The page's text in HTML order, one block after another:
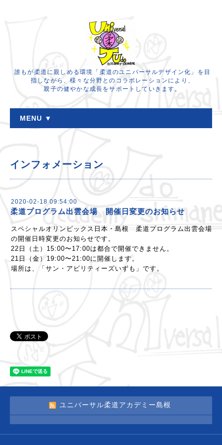
誰もが柔道に親しめる環境「柔道のユニバーサルデザイン化」を目
指しながら、様々な分野とのコラボレーションにより、
親子の健やかな成長をサポートしていきます。
MENU ▼
インフォメーション
2020-02-18 09:54:00
柔道プログラム出雲会場 開催日変更のお知らせ
スペシャルオリンピックス日本・島根 柔道プログラム出雲会場
の開催日時変更のお知らせです。
22日（土）15:00〜17:00は都合で開催できません。
21日（金）19:00〜21:00に開催します。
場所は、「サン・アビリティーズいずも」です。
ユニバーサル柔道アカデミー島根